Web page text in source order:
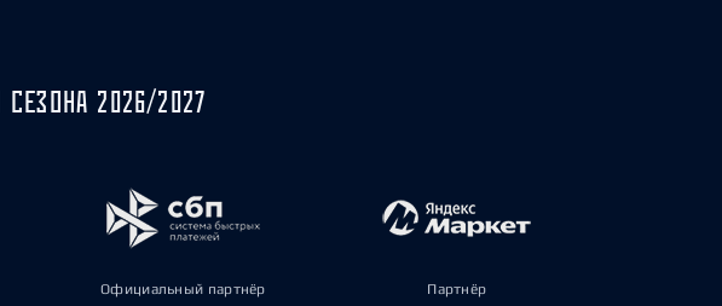
2026/2027
Официальный партнёр Партнёр